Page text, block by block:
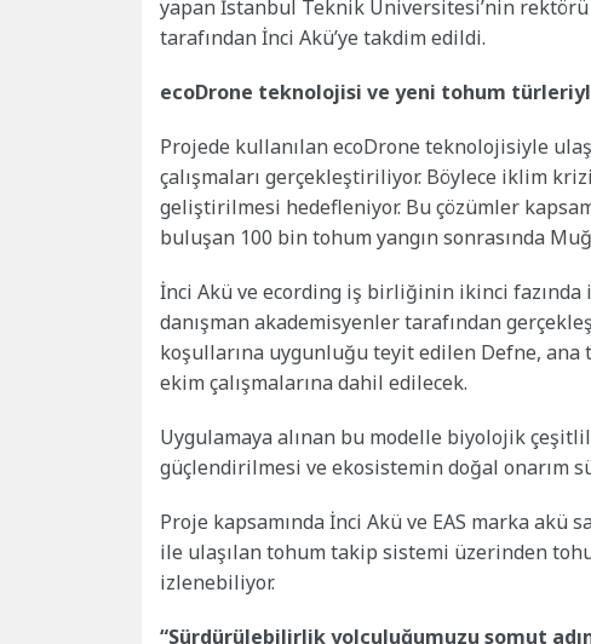
yapan İstanbul Teknik Üniversitesi’nin
tarafından İnci Akü’ye takdim edildi.
ecoDrone teknolojisi ve yeni tohum
Projede kullanılan ecoDrone teknolojisiyle
çalışmaları gerçekleştiriliyor. Böylece iklim
geliştirilmesi hedefleniyor. Bu çözümler
buluşan 100 bin tohum yangın sonrasında
İnci Akü ve ecording iş birliğinin ikinci
danışman akademisyenler tarafından
koşullarına uygunluğu teyit edilen Defne, ana
ekim çalışmalarına dahil edilecek.
Uygulamaya alınan bu modelle biyolojik
güçlendirilmesi ve ekosistemin doğal onarım
Proje kapsamında İnci Akü ve EAS marka akü
ile ulaşılan tohum takip sistemi üzerinden
izlenebiliyor.
“Sürdürülebilirlik yolculuğumuzu somut